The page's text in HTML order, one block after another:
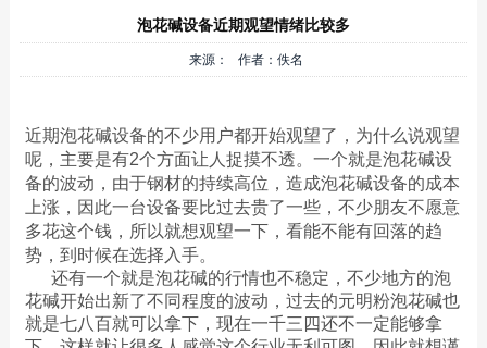
泡花碱设备近期观望情绪比较多
来源： 作者：佚名
近期泡花碱设备的不少用户都开始观望了，为什么说观望
呢，主要是有2个方面让人捉摸不透。一个就是泡花碱设
备的波动，由于钢材的持续高位，造成泡花碱设备的成本
上涨，因此一台设备要比过去贵了一些，不少朋友不愿意
多花这个钱，所以就想观望一下，看能不能有回落的趋
势，到时候在选择入手。
还有一个就是泡花碱的行情也不稳定，不少地方的泡
花碱开始出新了不同程度的波动，过去的元明粉泡花碱也
就是七八百就可以拿下，现在一千三四还不一定能够拿